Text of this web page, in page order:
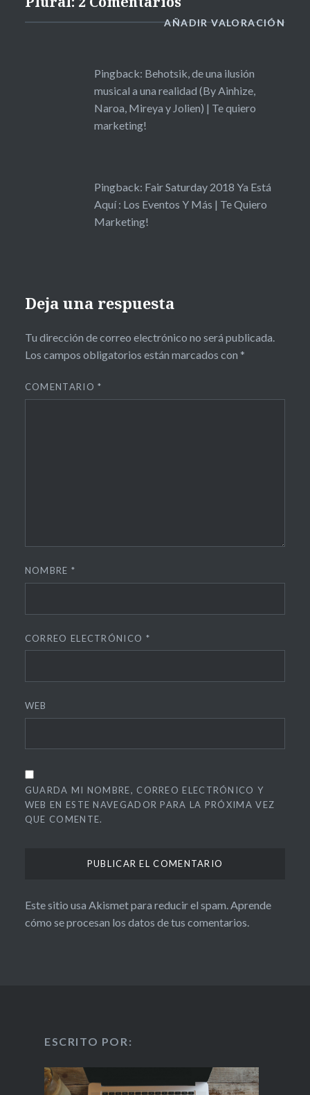
AÑADIR VALORACIÓN
Pingback: Behotsik, de una ilusión
musical a una realidad (By Ainhize,
Naroa, Mireya y Jolien) | Te quiero
marketing!
Pingback: Fair Saturday 2018 Ya Está
Aquí : Los Eventos Y Más | Te Quiero
Marketing!
Deja una respuesta
Tu dirección de correo electrónico no será publicada.
Los campos obligatorios están marcados con *
COMENTARIO*
NOMBRE *
CORREO ELECTRÓNICO *
WEB
GUARDA MI NOMBRE, CORREO ELECTRÓNICO Y
WEB EN ESTE NAVEGADOR PARA LA PRÓXIMA VEZ
QUE COMENTE.
Este sitio usa Akismet para reducir el spam.Aprende
cómo se procesan los datos de tus comentarios.
ESCRITO POR: